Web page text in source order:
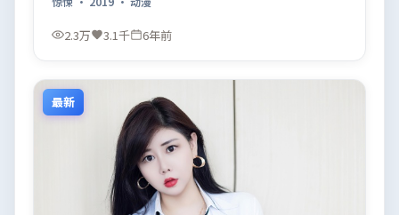
2.3万 3.1千 6年前
最新